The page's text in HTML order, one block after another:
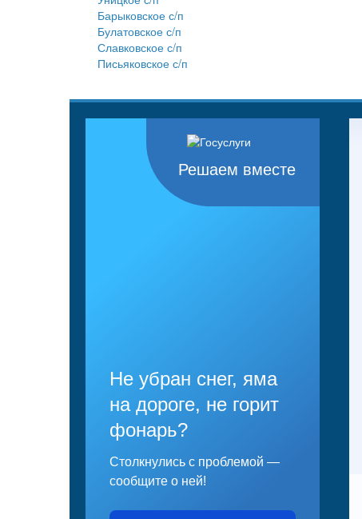
Барыковское с/п
Булатовское с/п
Славковское с/п
Письяковское с/п
Решаем вместе
Не убран снег, яма
на дороге, не горит
фонарь?
Столкнулись с проблемой —
сообщите о ней!